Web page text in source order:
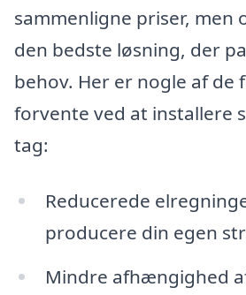
sammenligne priser, men
den bedste løsning, der
behov. Her er nogle af de
forvente ved at installere
tag:
Reducerede
producere din egen
Mindre afhængighed